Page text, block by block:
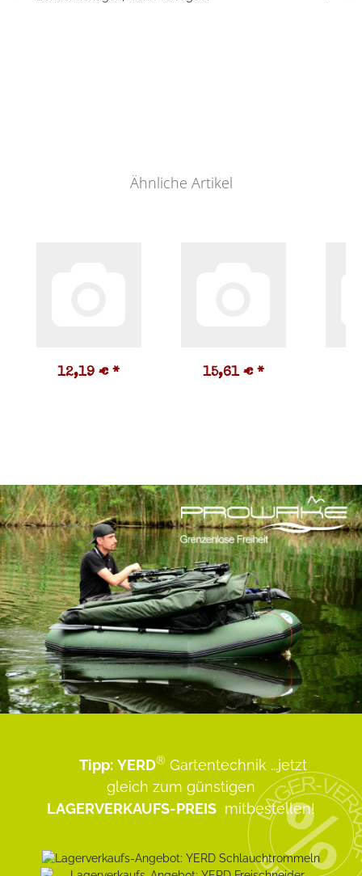
Ähnliche Artikel
12,19 € * 15,61 € *
Tipp: YERD® Gartentechnik ...jetzt
gleich zum günstigen
LAGERVERKAUFS-PREIS mitbestellen!